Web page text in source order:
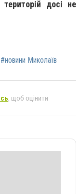
досі не
#новини Миколаїв
, щоб оцінити